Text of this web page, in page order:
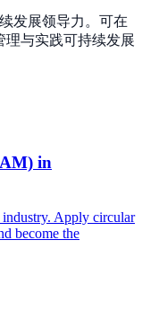
发展领导力。可在
理与实践可持续发展
in
Apply circular
become the